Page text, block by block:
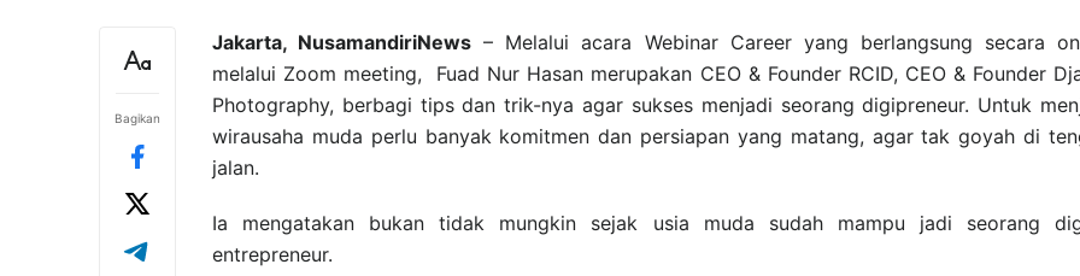
Bagikan
Jakarta, NusamandiriNews – Melalui acara Webinar Career yang berlangsung secara
melalui Zoom meeting, Fuad Nur Hasan merupakan CEO & Founder RCID, CEO & Founder
Photography, berbagi tips dan trik-nya agar sukses menjadi seorang digipreneur. Untuk
wirausaha muda perlu banyak komitmen dan persiapan yang matang, agar tak goyah di
jalan.
Ia mengatakan bukan tidak mungkin sejak usia muda sudah mampu jadi seorang
entrepreneur.